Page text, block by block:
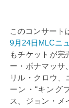
このコンサート
9月24日MLCニ
もチケットが完
ー・ボナマッサ
リル・クロウ、
ーン・“キング
ス、ジョン・メ